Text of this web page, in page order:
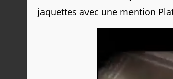
jaquettes avec une mention